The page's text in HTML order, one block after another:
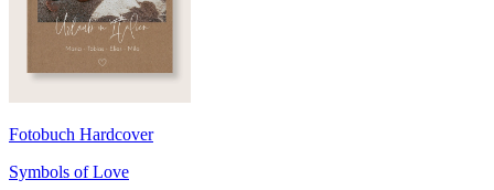
Fotobuch Hardcover
Symbols of Love